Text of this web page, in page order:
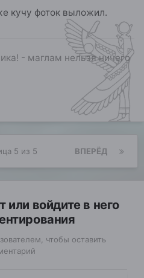
кучу фоток выложил.
- маглам нельзя ничего
ВПЕРЁД
5 из 5
или войдите в него
чтобы оставить